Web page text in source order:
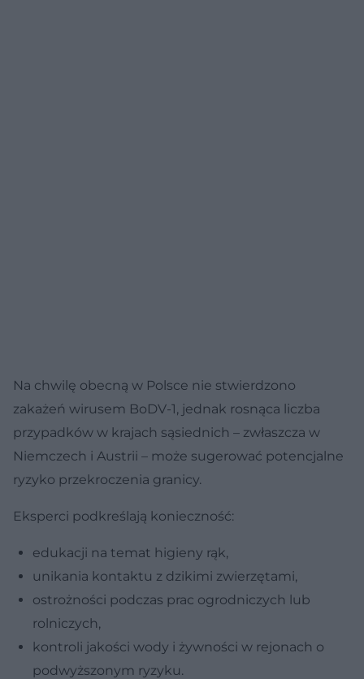
Na chwilę obecną w Polsce nie stwierdzono
zakażeń wirusem BoDV-1, jednak rosnąca liczba
przypadków w krajach sąsiednich – zwłaszcza w
Niemczech i Austrii – może sugerować potencjalne
ryzyko przekroczenia granicy.
Eksperci podkreślają konieczność:
edukacji na temat higieny rąk,
unikania kontaktu z dzikimi zwierzętami,
ostrożności podczas prac ogrodniczych lub
rolniczych,
kontroli jakości wody i żywności w rejonach o
podwyższonym ryzyku.